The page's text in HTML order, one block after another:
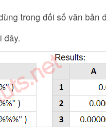
trong đối số văn bản
đây.